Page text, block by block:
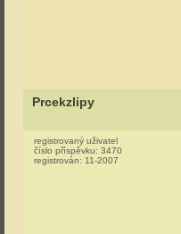
Prcekzlipy
registrovaný uživatel
číslo příspěvku: 3470
registrován: 11-2007